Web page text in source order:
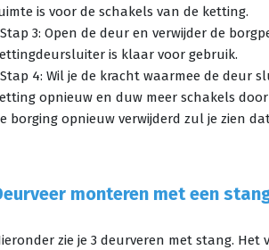
is voor de schakels van de ketting.
Stap 3: Open de deur en verwijder de
is klaar voor gebruik.
Stap 4: Wil je de kracht waarmee de deur
opnieuw en duw meer schakels
borging opnieuw verwijderd zul je zien
monteren met een
zie je 3 deurveren met stang. Het